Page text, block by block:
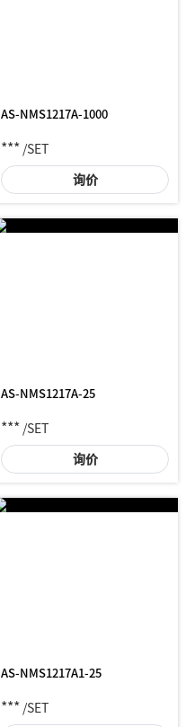
AS-NMS1217A-1000
*** /SET
询价
AS-NMS1217A-25
*** /SET
询价
AS-NMS1217A1-25
*** /SET